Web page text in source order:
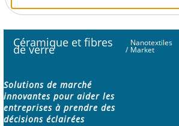
Céramique et fibres
de verre /
Nanotextiles
Market
Solutions de marché
innovantes pour aider les
entreprises à prendre des
décisions éclairées